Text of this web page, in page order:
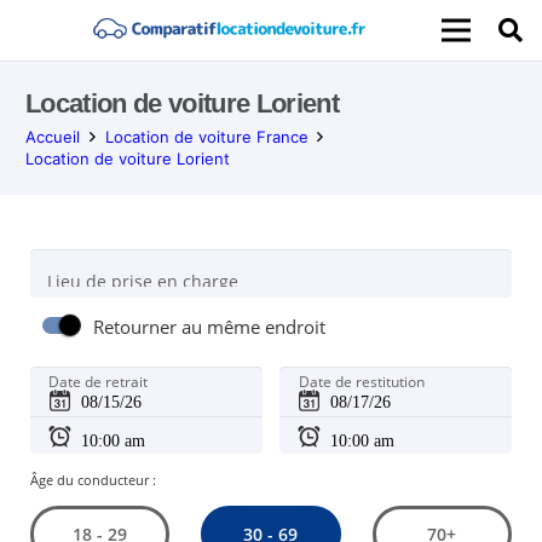
Location de voiture Lorient
Accueil
Location de voiture France
Location de voiture Lorient
Lieu de prise en charge
Retourner au même endroit
Date de retrait Date de restitution
Âge du conducteur :
18 - 29 30 - 69 70+